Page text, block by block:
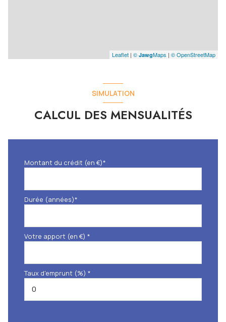
Leaflet | © JawgMaps | © OpenStreetMap
SIMULATION
CALCUL DES MENSUALITÉS
Montant du crédit (en €)*
Durée (années)*
Votre apport (en €) *
Taux d'emprunt (%) *